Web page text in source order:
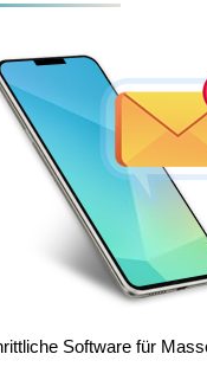
Software für